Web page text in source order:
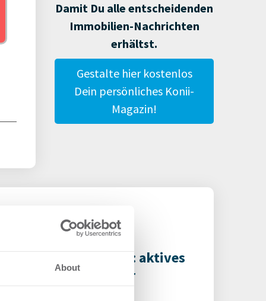
About
Damit Du alle entscheidenden
Immobilien-Nachrichten
erhältst.
Gestalte hier kostenlos
Dein persönliches Konii-
Magazin!
Bürofläche wird Kita: aktives
Management in der